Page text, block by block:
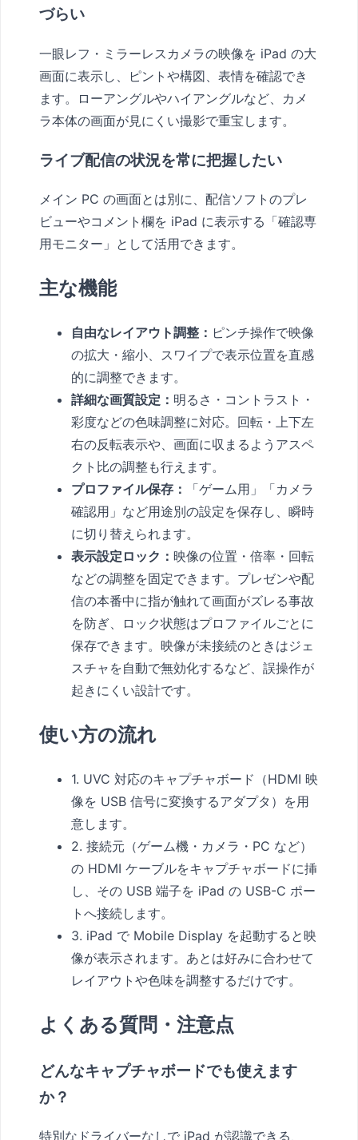
づらい
一眼レフ・ミラーレスカメラの映像を iPad の大
画面に表示し、ピントや構図、表情を確認でき
ます。ローアングルやハイアングルなど、カメ
ラ本体の画面が見にくい撮影で重宝します。
ライブ配信の状況を常に把握したい
メイン PC の画面とは別に、配信ソフトのプレ
ビューやコメント欄を iPad に表示する「確認専
用モニター」として活用できます。
主な機能
自由なレイアウト調整： ピンチ操作で映像
の拡大・縮小、スワイプで表示位置を直感
的に調整できます。
詳細な画質設定： 明るさ・コントラスト・
彩度などの色味調整に対応。回転・上下左
右の反転表示や、画面に収まるようアスペ
クト比の調整も行えます。
プロファイル保存：
「ゲーム用」「カメラ
確認用」など用途別の設定を保存し、瞬時
に切り替えられます。
表示設定ロック： 映像の位置・倍率・回転
などの調整を固定できます。プレゼンや配
信の本番中に指が触れて画面がズレる事故
を防ぎ、ロック状態はプロファイルごとに
保存できます。映像が未接続のときはジェ
スチャを自動で無効化するなど、誤操作が
起きにくい設計です。
使い方の流れ
1. UVC 対応のキャプチャボード（HDMI 映
像を USB 信号に変換するアダプタ）を用
意します。
2. 接続元（ゲーム機・カメラ・PC など）
の HDMI ケーブルをキャプチャボードに挿
し、その USB 端子を iPad の USB-C ポー
トへ接続します。
3. iPad で Mobile Display を起動すると映
像が表示されます。あとは好みに合わせて
レイアウトや色味を調整するだけです。
よくある質問・注意点
どんなキャプチャボードでも使えます
か？
特別なドライバーなしで iPad が認識できる、